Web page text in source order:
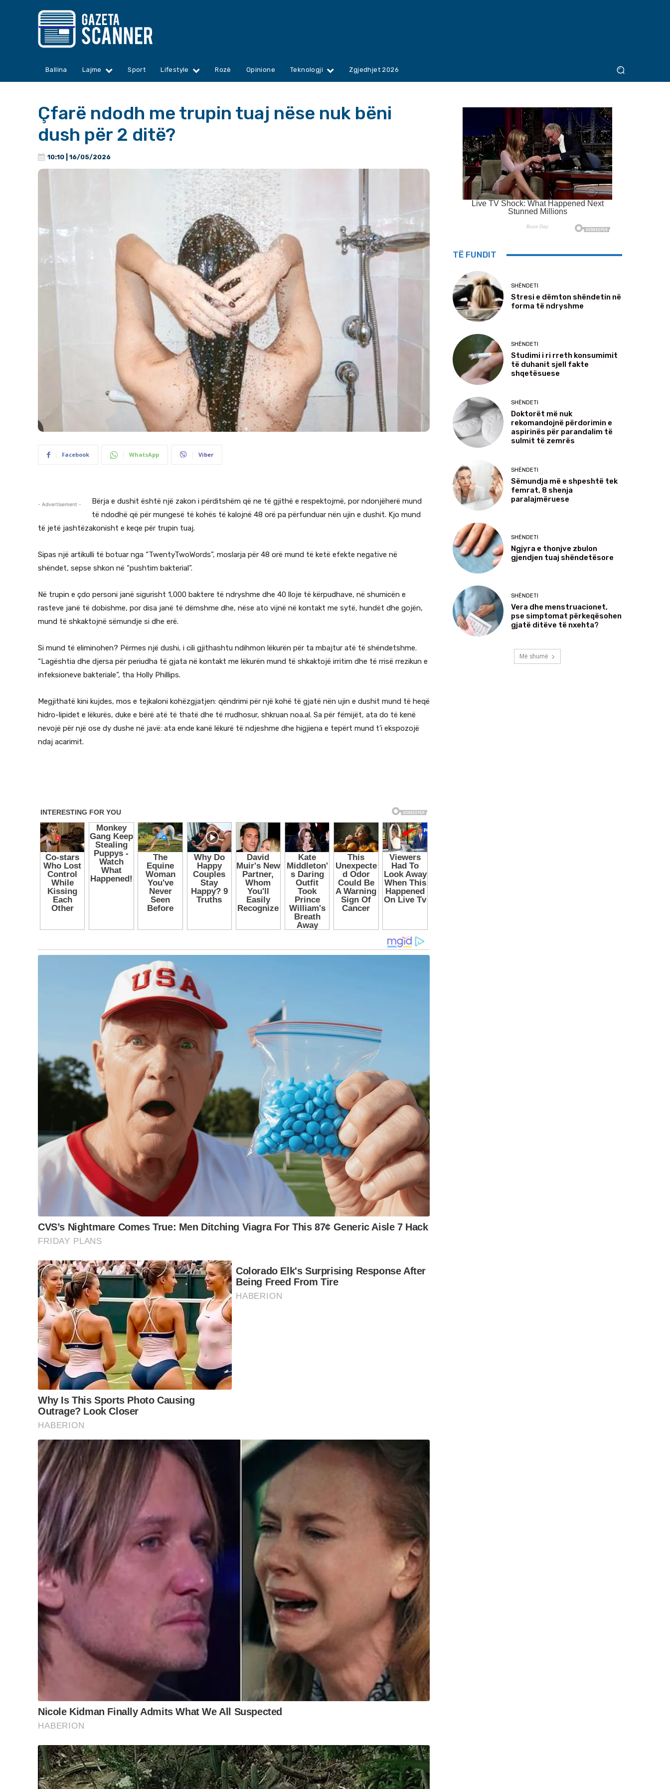
Ballina Lajme Sport Lifestyle Rozë Opinione Teknologji Zgjedhjet 2026
Çfarë ndodh me trupin tuaj nëse nuk bëni
dush për 2 ditë?
10:10 | 16/05/2026
Facebook WhatsApp Viber
- Advertisement -
Bërja e dushit është një zakon i përditshëm që ne të gjithë e respektojmë, por ndonjëherë mund
të ndodhë që për mungesë të kohës të kalojnë 48 orë pa përfunduar nën ujin e dushit. Kjo mund
të jetë jashtëzakonisht e keqe për trupin tuaj.
Sipas një artikulli të botuar nga “TwentyTwoWords”, moslarja për 48 orë mund të ketë efekte negative në
shëndet, sepse shkon në “pushtim bakterial”.
Në trupin e çdo personi janë sigurisht 1,000 baktere të ndryshme dhe 40 lloje të kërpudhave, në shumicën e
rasteve janë të dobishme, por disa janë të dëmshme dhe, nëse ato vijnë në kontakt me sytë, hundët dhe gojën,
mund të shkaktojnë sëmundje si dhe erë.
Si mund të eliminohen? Përmes një dushi, i cili gjithashtu ndihmon lëkurën për ta mbajtur atë të shëndetshme.
“Lagështia dhe djersa për periudha të gjata në kontakt me lëkurën mund të shkaktojë irritim dhe të rrisë rrezikun e
infeksioneve bakteriale”, tha Holly Phillips.
Megjithatë kini kujdes, mos e tejkaloni kohëzgjatjen: qëndrimi për një kohë të gjatë nën ujin e dushit mund të heqë
hidro-lipidet e lëkurës, duke e bërë atë të thatë dhe të rrudhosur, shkruan noa.al. Sa për fëmijët, ata do të kenë
nevojë për një ose dy dushe në javë: ata ende kanë lëkurë të ndjeshme dhe higjiena e tepërt mund t’i ekspozojë
ndaj acarimit.
TË FUNDIT
SHËNDETI
Stresi e dëmton shëndetin në
forma të ndryshme
SHËNDETI
Studimi i ri rreth konsumimit
të duhanit sjell fakte
shqetësuese
SHËNDETI
Doktorët më nuk
rekomandojnë përdorimin e
aspirinës për parandalim të
sulmit të zemrës
SHËNDETI
Sëmundja më e shpeshtë tek
femrat, 8 shenja
paralajmëruese
SHËNDETI
Ngjyra e thonjve zbulon
gjendjen tuaj shëndetësore
SHËNDETI
Vera dhe menstruacionet,
pse simptomat përkeqësohen
gjatë ditëve të nxehta?
Më shumë